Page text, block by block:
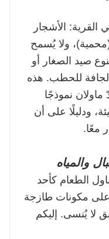
الأشجار
ولا يُسمح
صيد الصغار أو
الجافة للحطب. هذه
ماولان نموذجًا
ودليلًا على أن
معًا.
والمياه
الطعام كأحد
على مكونات طازجة
لا يُنسى. إليكم